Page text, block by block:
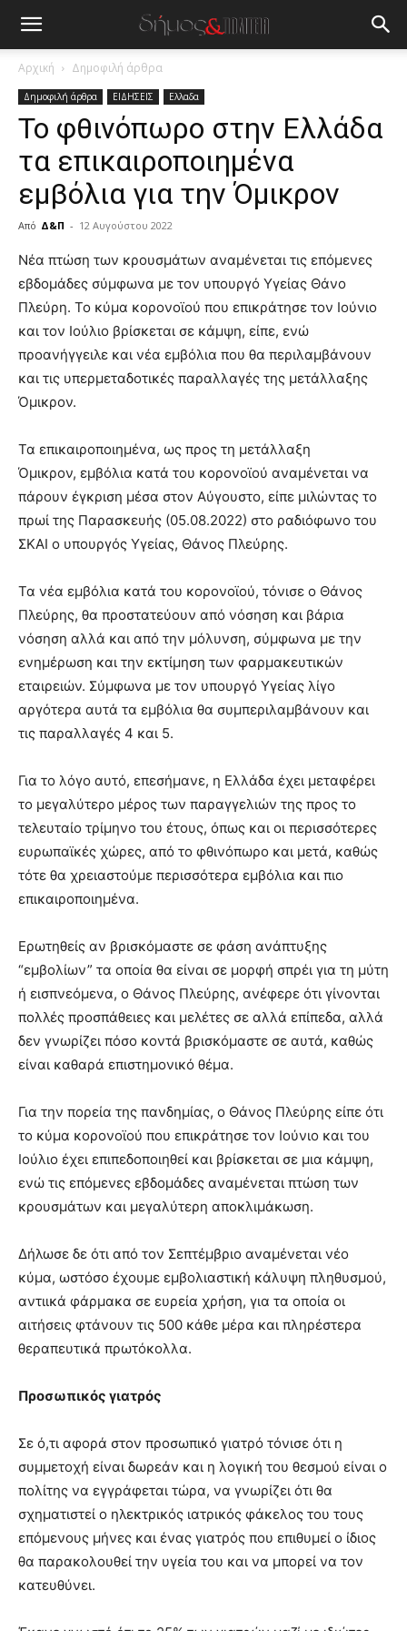
Αρχική Δημοφιλή άρθρα
Δημοφιλή άρθρα ΕΙΔΗΣΕΙΣ Ελλαδα
Το φθινόπωρο στην Ελλάδα
τα επικαιροποιημένα
εμβόλια για την Όμικρον
Από Δ&Π - 12 Αυγούστου 2022
blonde
lesbians
very
hot
cam
show.desi
xxx
lyons
you
the
meaning
of
pain.
pornhun
porn
Νέα πτώση των κρουσμάτων αναμένεται τις επόμενες
εβδομάδες σύμφωνα με τον υπουργό Υγείας Θάνο
Πλεύρη. Το κύμα κορονοϊού που επικράτησε τον Ιούνιο
και τον Ιούλιο βρίσκεται σε κάμψη, είπε, ενώ
προανήγγειλε και νέα εμβόλια που θα περιλαμβάνουν
και τις υπερμεταδοτικές παραλλαγές της μετάλλαξης
Όμικρον.
Τα επικαιροποιημένα, ως προς τη μετάλλαξη
Όμικρον, εμβόλια κατά του κορονοϊού αναμένεται να
πάρουν έγκριση μέσα στον Αύγουστο, είπε μιλώντας το
πρωί της Παρασκευής (05.08.2022) στο ραδιόφωνο του
ΣΚΑΙ ο υπουργός Υγείας, Θάνος Πλεύρης.
Τα νέα εμβόλια κατά του κορονοϊού, τόνισε ο Θάνος
Πλεύρης, θα προστατεύουν από νόσηση και βάρια
νόσηση αλλά και από την μόλυνση, σύμφωνα με την
ενημέρωση και την εκτίμηση των φαρμακευτικών
εταιρειών. Σύμφωνα με τον υπουργό Υγείας λίγο
αργότερα αυτά τα εμβόλια θα συμπεριλαμβάνουν και
τις παραλλαγές 4 και 5.
Για το λόγο αυτό, επεσήμανε, η Ελλάδα έχει μεταφέρει
το μεγαλύτερο μέρος των παραγγελιών της προς το
τελευταίο τρίμηνο του έτους, όπως και οι περισσότερες
ευρωπαϊκές χώρες, από το φθινόπωρο και μετά, καθώς
τότε θα χρειαστούμε περισσότερα εμβόλια και πιο
επικαιροποιημένα.
Ερωτηθείς αν βρισκόμαστε σε φάση ανάπτυξης
“εμβολίων” τα οποία θα είναι σε μορφή σπρέι για τη μύτη
ή εισπνεόμενα, ο Θάνος Πλεύρης, ανέφερε ότι γίνονται
πολλές προσπάθειες και μελέτες σε αλλά επίπεδα, αλλά
δεν γνωρίζει πόσο κοντά βρισκόμαστε σε αυτά, καθώς
είναι καθαρά επιστημονικό θέμα.
Για την πορεία της πανδημίας, ο Θάνος Πλεύρης είπε ότι
το κύμα κορονοϊού που επικράτησε τον Ιούνιο και του
Ιούλιο έχει επιπεδοποιηθεί και βρίσκεται σε μια κάμψη,
ενώ τις επόμενες εβδομάδες αναμένεται πτώση των
κρουσμάτων και μεγαλύτερη αποκλιμάκωση.
Δήλωσε δε ότι από τον Σεπτέμβριο αναμένεται νέο
κύμα, ωστόσο έχουμε εμβολιαστική κάλυψη πληθυσμού,
αντιικά φάρμακα σε ευρεία χρήση, για τα οποία οι
αιτήσεις φτάνουν τις 500 κάθε μέρα και πληρέστερα
θεραπευτικά πρωτόκολλα.
Προσωπικός γιατρός
Σε ό,τι αφορά στον προσωπικό γιατρό τόνισε ότι η
συμμετοχή είναι δωρεάν και η λογική του θεσμού είναι ο
πολίτης να εγγράφεται τώρα, να γνωρίζει ότι θα
σχηματιστεί ο ηλεκτρικός ιατρικός φάκελος του τους
επόμενους μήνες και ένας γιατρός που επιθυμεί ο ίδιος
θα παρακολουθεί την υγεία του και να μπορεί να τον
κατευθύνει.